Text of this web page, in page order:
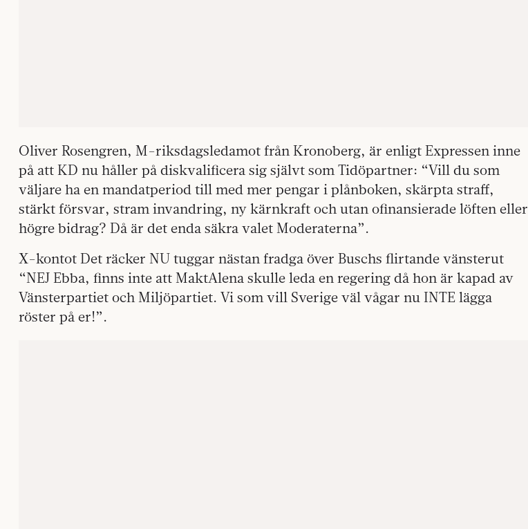
Oliver Rosengren, M-riksdagsledamot från Kronoberg, är enligt Expressen inne
på att KD nu håller på diskvalificera sig självt som Tidöpartner: “Vill du som
väljare ha en mandatperiod till med mer pengar i plånboken, skärpta straff,
stärkt försvar, stram invandring, ny kärnkraft och utan ofinansierade löften eller
högre bidrag? Då är det enda säkra valet Moderaterna”.
X-kontot Det räcker NU tuggar nästan fradga över Buschs flirtande vänsterut
“NEJ Ebba, finns inte att MaktAlena skulle leda en regering då hon är kapad av
Vänsterpartiet och Miljöpartiet. Vi som vill Sverige väl vågar nu INTE lägga
röster på er!”.